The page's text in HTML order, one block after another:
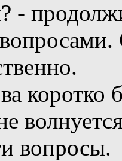
-
коротко
вопросы.